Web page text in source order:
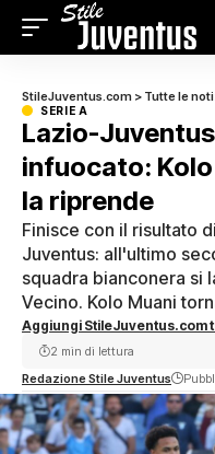
StileJuventus.com > Tutte le
SERIE A
Lazio-
infuocato:
la riprende
Finisce con il risultato
Juventus: all'ultimo
squadra bianconera si
Vecino. Kolo Muani
Aggiungi StileJuventus.com
Redazione Stile Juventus
2 min di lettura